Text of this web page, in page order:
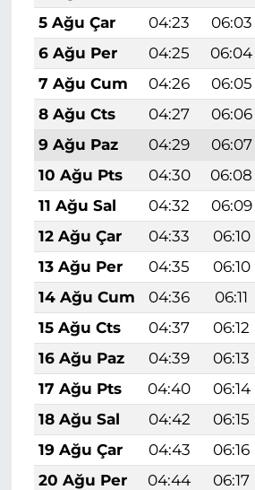
5 Ağu Çar
04:23 06:03
6 Ağu Per
04:25 06:04
7 Ağu Cum
04:26 06:05
8 Ağu Cts
04:27 06:06
9 Ağu Paz
04:29 06:07
10 Ağu Pts
04:30 06:08
11 Ağu Sal
04:32 06:09
12 Ağu Çar
04:33 06:10
13 Ağu Per
04:35 06:10
14 Ağu Cum
04:36 06:11
15 Ağu Cts
04:37 06:12
16 Ağu Paz
04:39 06:13
17 Ağu Pts
04:40 06:14
18 Ağu Sal
04:42 06:15
19 Ağu Çar
04:43 06:16
20 Ağu Per
04:44 06:17